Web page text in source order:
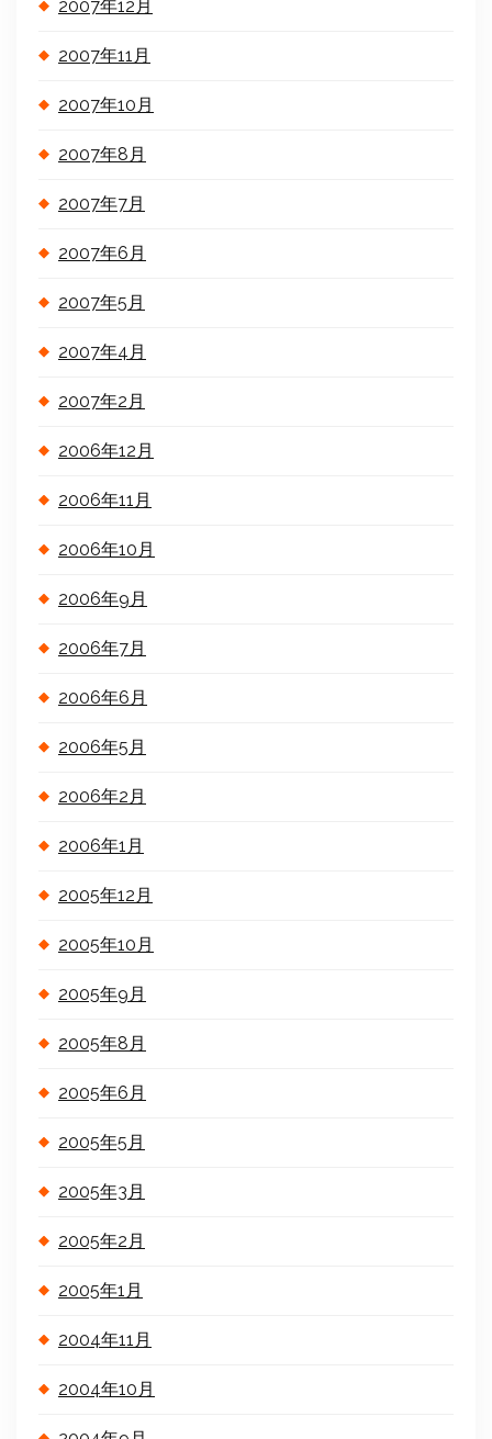
2007年12月
2007年11月
2007年10月
2007年8月
2007年7月
2007年6月
2007年5月
2007年4月
2007年2月
2006年12月
2006年11月
2006年10月
2006年9月
2006年7月
2006年6月
2006年5月
2006年2月
2006年1月
2005年12月
2005年10月
2005年9月
2005年8月
2005年6月
2005年5月
2005年3月
2005年2月
2005年1月
2004年11月
2004年10月